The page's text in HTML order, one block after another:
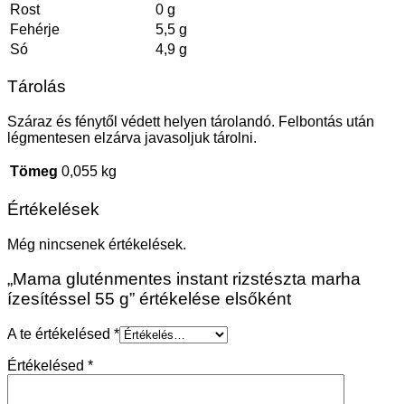
Rost
0 g
Fehérje
5,5 g
Só
4,9 g
Tárolás
Száraz és fénytől védett helyen tárolandó. Felbontás után
légmentesen elzárva javasoljuk tárolni.
Tömeg 0,055 kg
Értékelések
Még nincsenek értékelések.
„Mama gluténmentes instant rizstészta marha
ízesítéssel 55 g” értékelése elsőként
A te értékelésed *
Értékelésed *